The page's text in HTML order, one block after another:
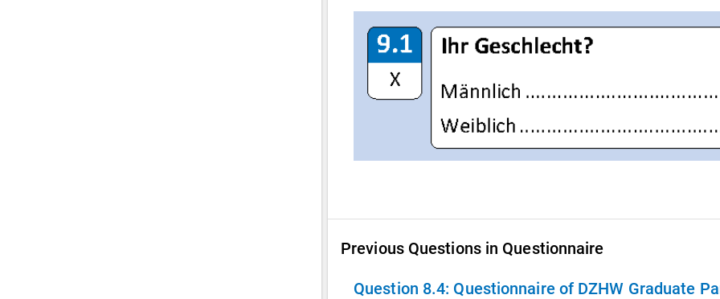
Previous Questions in Questionnaire
Question 8.4: Questionnaire of DZHW Graduate